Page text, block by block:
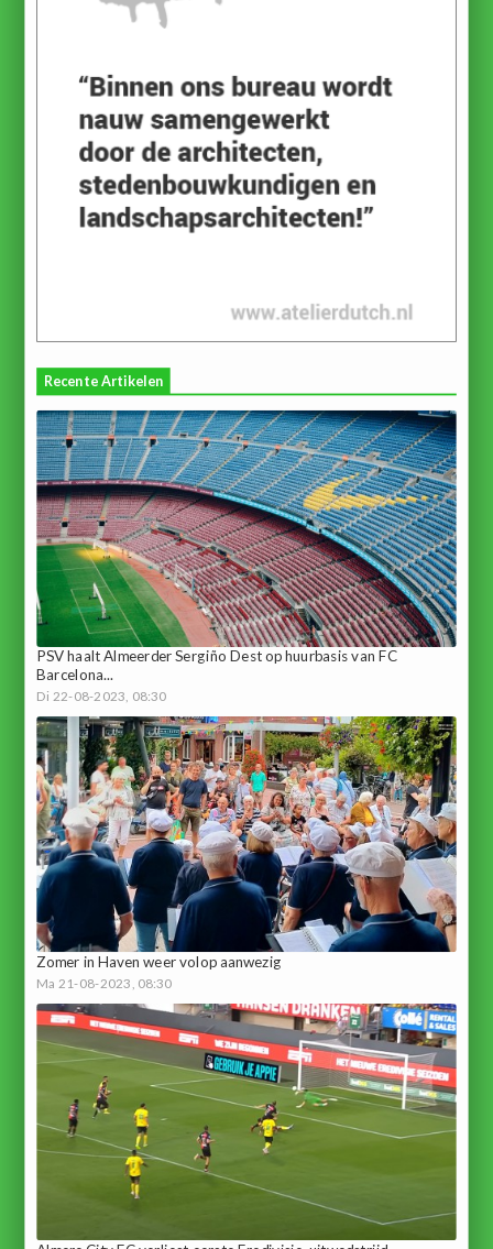
Recente Artikelen
PSV haalt Almeerder Sergiño Dest op huurbasis van FC
Barcelona...
Di 22-08-2023, 08:30
Zomer in Haven weer volop aanwezig
Ma 21-08-2023, 08:30